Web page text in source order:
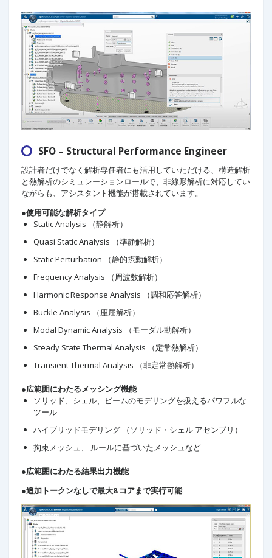
SFO – Structural Performance Engineer
設計者だけでなく解析専任者にも活用していただける、構造解析
と熱解析のシミュレーションロールで、非線形解析に対応してい
ながらも、アシスタント機能が搭載されています。
●使用可能な解析タイプ
Static Analysis （静解析）
Quasi Static Analysis （準静解析）
Static Perturbation （静的摂動解析）
Frequency Analysis （周波数解析）
Harmonic Response Analysis （調和応答解析）
Buckle Analysis （座屈解析）
Modal Dynamic Analysis （モーダル動解析）
Steady State Thermal Analysis （定常熱解析）
Transient Thermal Analysis （非定常熱解析）
●広範囲にわたるメッシング機能
ソリッド、シェル、ビームのモデリングを扱えるパワフルな
ツール
ハイブリッドモデリング （ソリッド・シェル アセンブリ）
拘束メッシュ、 ルールに基づいたメッシュなど
●広範囲にわたる結果出力機能
●追加トークンなしで最大8 コアまで実行可能